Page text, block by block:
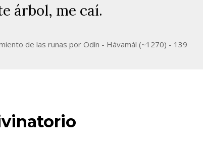
árbol, me caí.
de las runas por Odín - Hávamál (~1270) - 139